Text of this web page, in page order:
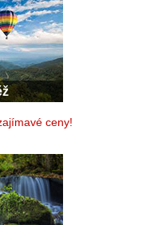
ceny!